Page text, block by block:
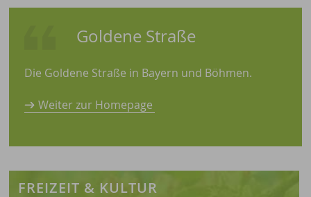
Goldene Straße
Die Goldene Straße in Bayern und Böhmen.
Weiter zur Homepage
FREIZEIT & KULTUR